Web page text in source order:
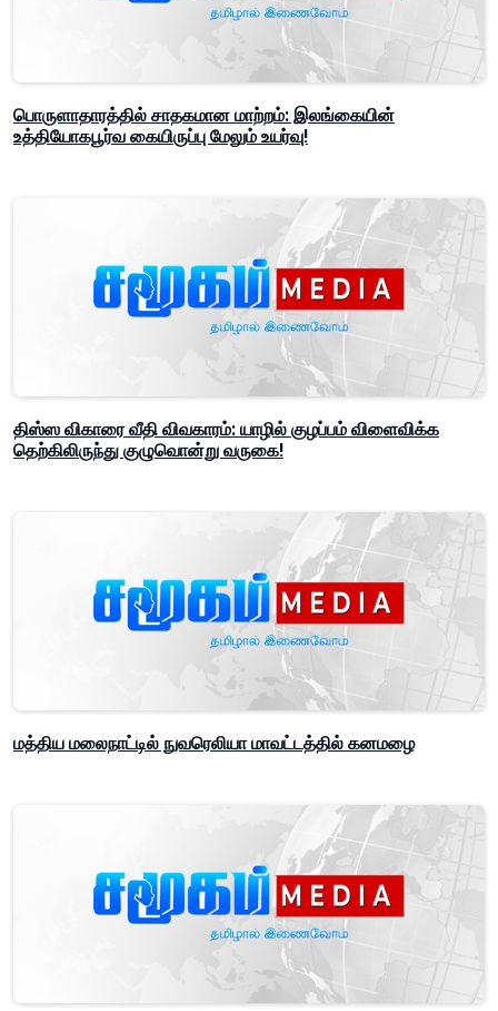
பொருளாதாரத்தில் சாதகமான மாற்றம்: இலங்கையின்
உத்தியோகபூர்வ கையிருப்பு மேலும் உயர்வு!
திஸ்ஸ விகாரை வீதி விவகாரம்: யாழில் குழப்பம் விளைவிக்க
தெற்கிலிருந்து குழுவொன்று வருகை!
மத்திய மலைநாட்டில் நுவரெலியா மாவட்டத்தில் கனமழை